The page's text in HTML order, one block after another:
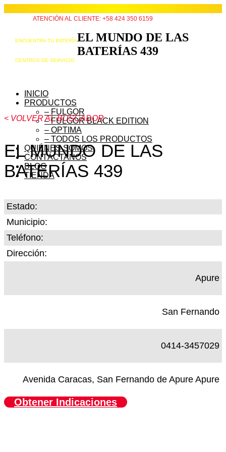
ATENCIÓN AL CLIENTE: +58 424 350 6159
ENCUENTRA TU BATERÍA
CENTROS DE SERVICIO
INICIO
PRODUCTOS
– FULGOR
– FULGOR BLACK EDITION
– OPTIMA
– TODOS LOS PRODUCTOS
QUIÉNES SOMOS
CONTÁCTANOS
BLOG
TIENDA
EL MUNDO DE LAS
BATERÍAS 439
< VOLVER AL BUSCADOR
EL MUNDO DE LAS
BATERÍAS 439
Estado:
Municipio:
Teléfono:
Dirección:
Apure
San Fernando
0414-3457029
Avenida Caracas, San Fernando de Apure Apure
Obtener Indicaciones